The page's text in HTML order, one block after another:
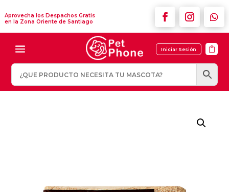
Aprovecha los Despachos Gratis
en la Zona Oriente de Santiago
Iniciar Sesión 